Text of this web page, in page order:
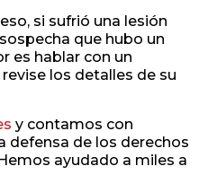
si sufrió una lesión
que hubo un
es hablar con un
los detalles de su
y contamos con
defensa de los derechos
ayudado a miles a